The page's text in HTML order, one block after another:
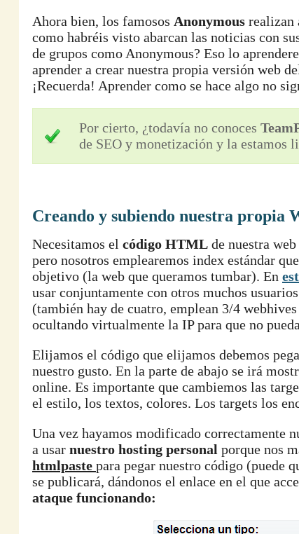
Ahora bien, los famosos Anonymous realizan
como habréis visto abarcan las noticias con
de grupos como Anonymous? Eso lo
aprender a crear nuestra propia versión web
¡Recuerda! Aprender como se hace algo no
Por cierto, ¿todavía no conoces
de SEO y monetización y la estamos
Creando y subiendo nuestra propia
Necesitamos el código HTML de nuestra
pero nosotros emplearemos index estándar
objetivo (la web que queramos tumbar). En
usar conjuntamente con otros muchos
(también hay de cuatro, emplean 3/4
ocultando virtualmente la IP para que no
Elijamos el código que elijamos debemos
nuestro gusto. En la parte de abajo se irá
online. Es importante que cambiemos las
el estilo, los textos, colores. Los targets los
Una vez hayamos modificado correctamente
a usar nuestro hosting personal porque nos
htmlpaste para pegar nuestro código (puede
se publicará, dándonos el enlace en el que
ataque funcionando: